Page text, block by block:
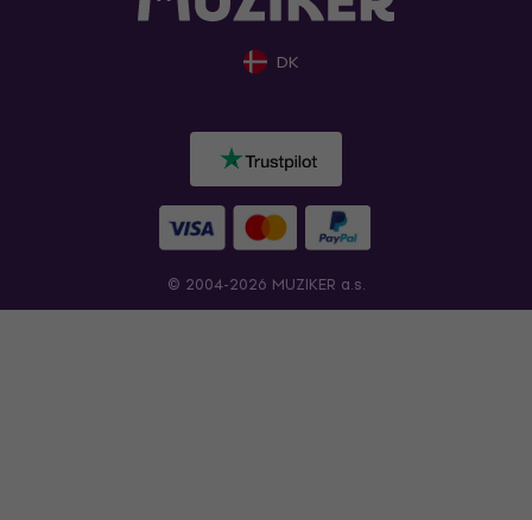
DK
© 2004-2026 MUZIKER a.s.